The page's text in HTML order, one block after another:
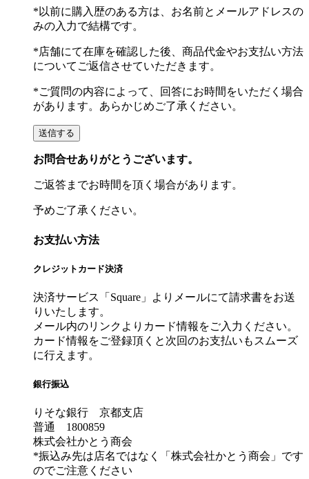
*以前に購入歴のある方は、お名前とメールアドレスの
みの入力で結構です。
*店舗にて在庫を確認した後、商品代金やお支払い方法
についてご返信させていただきます。
*ご質問の内容によって、回答にお時間をいただく場合
があります。あらかじめご了承ください。
お問合せありがとうございます。
ご返答までお時間を頂く場合があります。
予めご了承ください。
お支払い方法
クレジットカード決済
決済サービス「Square」よりメールにて請求書をお送
りいたします。
メール内のリンクよりカード情報をご入力ください。
カード情報をご登録頂くと次回のお支払いもスムーズ
に行えます。
銀行振込
りそな銀行 京都支店
普通 1800859
株式会社かとう商会
*振込み先は店名ではなく「株式会社かとう商会」です
のでご注意ください